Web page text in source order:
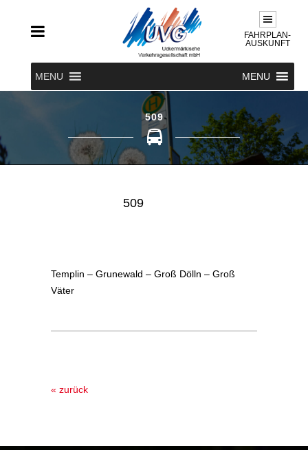
FAHRPLAN-
AUSKUNFT
MENU MENU
509
509
Templin – Grunewald – Groß Dölln – Groß
Väter
« zurück